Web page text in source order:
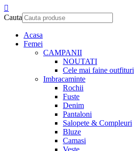
Cauta
Acasa
Femei
CAMPANII
NOUTATI
Cele mai faine outfituri
Imbracaminte
Rochii
Fuste
Denim
Pantaloni
Salopete & Compleuri
Bluze
Camasi
Veste